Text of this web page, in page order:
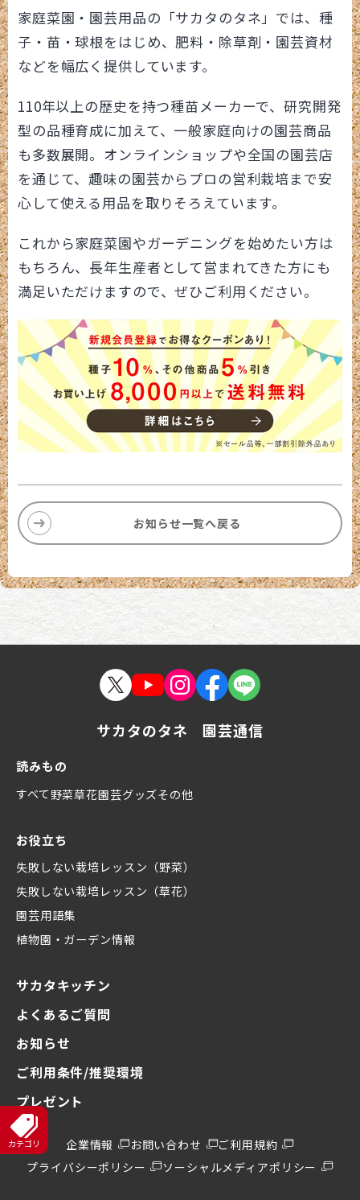
家庭菜園・園芸用品の「サカタのタネ」では、種
子・苗・球根をはじめ、肥料・除草剤・園芸資材
などを幅広く提供しています。
110年以上の歴史を持つ種苗メーカーで、研究開発
型の品種育成に加えて、一般家庭向けの園芸商品
も多数展開。オンラインショップや全国の園芸店
を通じて、趣味の園芸からプロの営利栽培まで安
心して使える用品を取りそろえています。
これから家庭菜園やガーデニングを始めたい方は
もちろん、長年生産者として営まれてきた方にも
満足いただけますので、ぜひご利用ください。
お知らせ一覧へ戻る
サカタのタネ 園芸通信
読みもの
すべて野菜草花園芸グッズその他
お役立ち
失敗しない栽培レッスン（野菜）
失敗しない栽培レッスン（草花）
園芸用語集
植物園・ガーデン情報
サカタキッチン
よくあるご質問
お知らせ
ご利用条件/推奨環境
プレゼント
企業情報 お問い合わせ
ご利用規約
プライバシーポリシー
ソーシャルメディアポリシー